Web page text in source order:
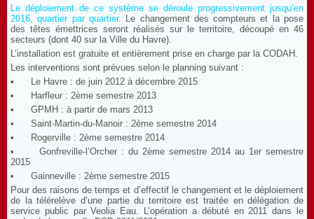
Le déploiement de ce système se déroule progressivement jusqu’en
2016, quartier par quartier. Le changement des compteurs et la pose
des têtes émettrices seront réalisés sur le territoire, découpé en 46
secteurs (dont 40 sur la Ville du Havre).
L’installation est gratuite et entièrement prise en charge par la CODAH.
Les interventions sont prévues selon le planning suivant :
• Le Havre : de juin 2012 à décembre 2015
• Harfleur : 2ème semestre 2013
• GPMH : à partir de mars 2013
• Saint-Martin-du-Manoir : 2ème semestre 2014
• Rogerville : 2ème semestre 2014
• Gonfreville-l’Orcher : du 2ème semestre 2014 au 1er semestre
2015
• Gainneville : 2ème semestre 2015
Pour des raisons de temps et d’effectif le changement et le déploiement
de la télérelève d’une partie du territoire est traitée en délégation de
service public par Veolia Eau. L’opération a débuté en 2011 dans le